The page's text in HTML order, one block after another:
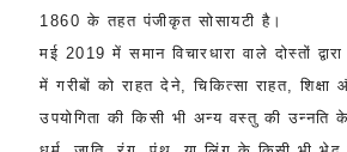
1860के तहत पंजीकृत सोसायटी है।
मई 2019में समान विचारधारा वाले दोस्तों द्वारा
में गरीबों को राहत देने,चिकित्सा राहत,शिक्षा
उपयोगिता की किसी भी अन्य वस्तु की उन्नति के